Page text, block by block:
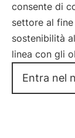
consente di
settore al
sostenibilità
linea con gli
Entra nel